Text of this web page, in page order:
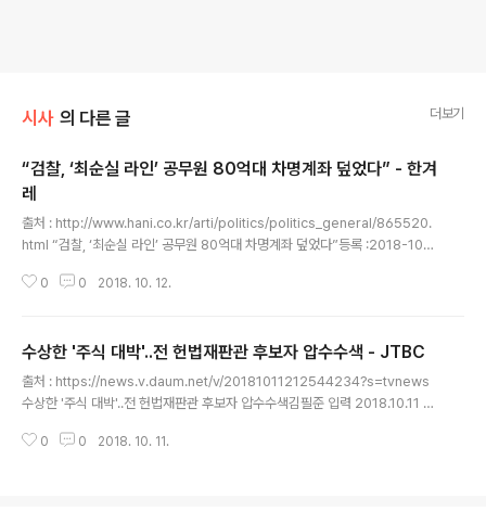
시사 의 다른 글 더보기
“검찰, ‘최순실 라인’ 공무원 80억대 차명계좌 덮었다” - 한겨
레
출처 : http://www.hani.co.kr/arti/politics/politics_general/865520.
html “검찰, ‘최순실 라인’ 공무원 80억대 차명계좌 덮었다”등록 :2018-10-1
인천세관장 인사 추천도수사과정 중국동포 차명 2개 시인5년간 82억여원 입
운 관세청 전직 사무관의 80억원대 차명계좌를 발견하고도 이를 덮었다는 의혹
이 제기됐다. 국회 기획재정위원회 소속 박영선 더불어민주당 의원은 11일 관세
청 국정감사에서 80억원..
0 0 2018. 10. 12.
수상한 '주식 대박'..전 헌법재판관 후보자 압수수색 - JTBC
출처 : https://news.v.daum.net/v/20181011212544234?s=tvnews
수상한 '주식 대박'..전 헌법재판관 후보자 압수수색김필준 입력 2018.10.11 2
넘는 차익 남겨"주식 사고파는 과정에 위법 전혀 없다" 주장 [앵커] 5억 원이 넘
0 0 2018. 10. 11.